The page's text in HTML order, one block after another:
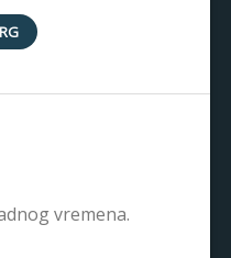
vremena.